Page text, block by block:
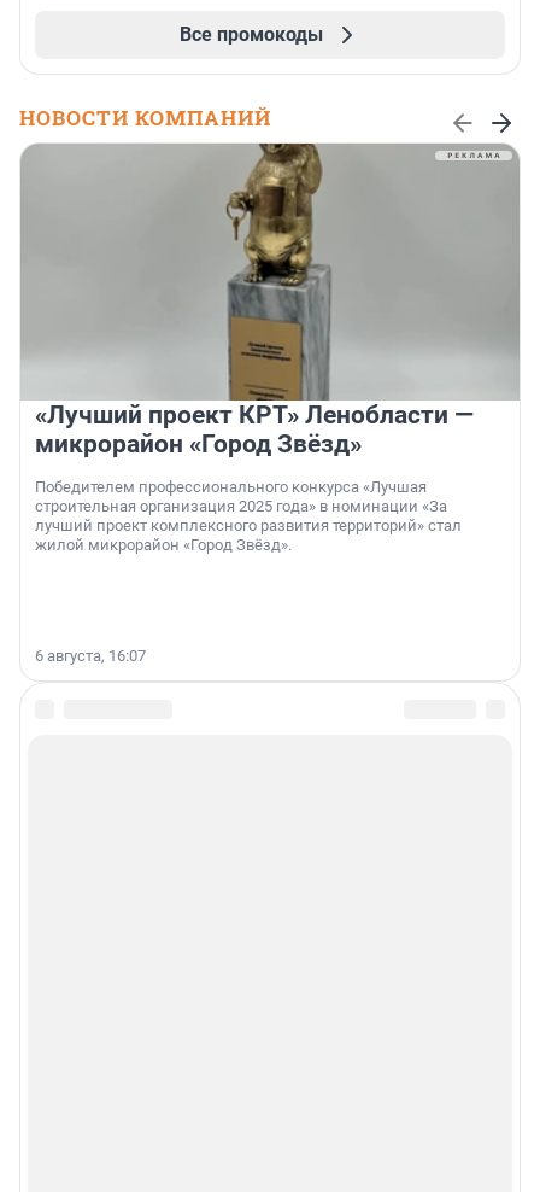
Все промокоды
НОВОСТИ КОМПАНИЙ
«Лучший проект КРТ» Ленобласти —
микрорайон «Город Звёзд»
Победителем профессионального конкурса «Лучшая
строительная организация 2025 года» в номинации «За
лучший проект комплексного развития территорий» стал
жилой микрорайон «Город Звёзд».
6 августа, 16:07